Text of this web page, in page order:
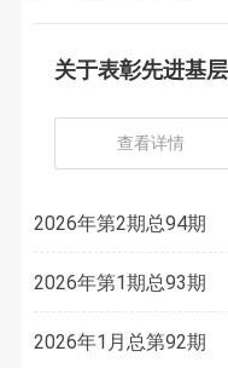
关于表彰先进基
查看详情
2026年第2期总94期
2026年第1期总93期
2026年1月总第92期